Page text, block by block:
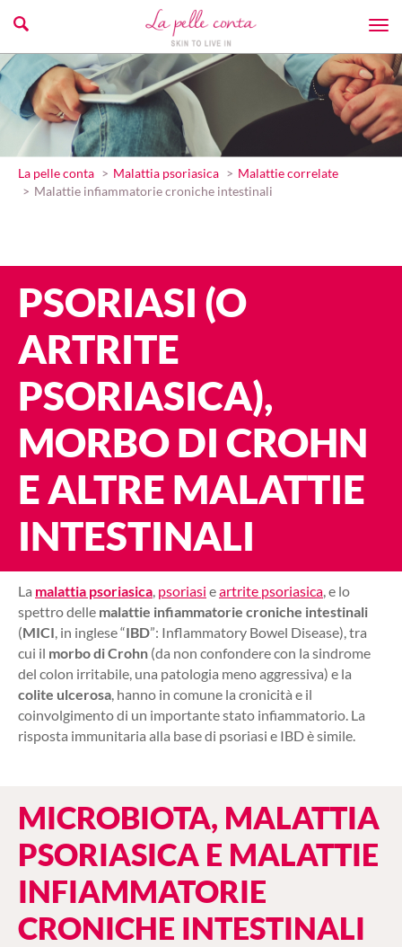
La pelle conta Malattia psoriasica
Malattie correlate
Malattie infiammatorie croniche intestinali
PSORIASI (O
ARTRITE
PSORIASICA),
MORBO DI CROHN
E ALTRE MALATTIE
INTESTINALI
La malattia psoriasica, psoriasi eartrite psoriasica, e lo
spettro delle malattie infiammatorie croniche intestinali
(MICI, in inglese “IBD”: Inflammatory Bowel Disease), tra
cui il morbo di Crohn (da non confondere con la sindrome
del colon irritabile, una patologia meno aggressiva) e la
colite ulcerosa, hanno in comune la cronicità e il
coinvolgimento di un importante stato infiammatorio. La
risposta immunitaria alla base di psoriasi e IBD è simile.
MICROBIOTA, MALATTIA
PSORIASICA E MALATTIE
INFIAMMATORIE
CRONICHE INTESTINALI